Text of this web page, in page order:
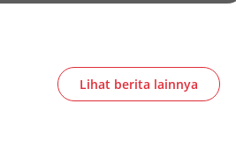
Lihat berita lainnya